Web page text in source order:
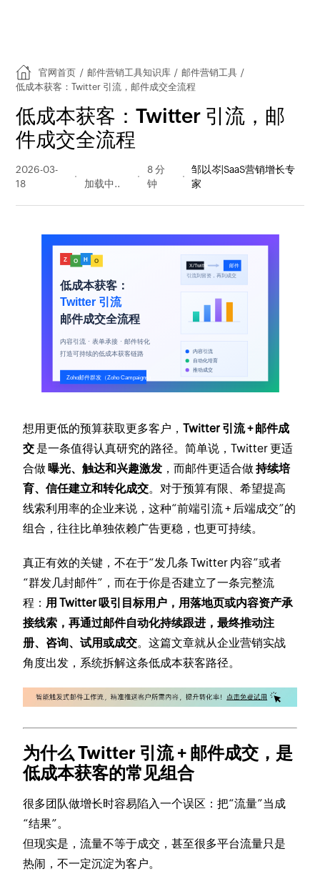
官网首页 / 邮件营销工具知识库 / 邮件营销工具 /
低成本获客：Twitter 引流，邮件成交全流程
低成本获客：Twitter 引流，邮
件成交全流程
2026-03-
18
量
8 分
钟
邹以岑|SaaS营销增长专
家
想用更低的预算获取更多客户，Twitter 引流 + 邮件成
交 是一条值得认真研究的路径。简单说，Twitter 更适
合做曝光、触达和兴趣激发 ，而邮件更适合做持续培
育、信任建立和转化成交。对于预算有限、希望提高
线索利用率的企业来说，这种“前端引流 + 后端成交”的
组合，往往比单独依赖广告更稳，也更可持续。
真正有效的关键，不在于“发几条 Twitter 内容”或者
“群发几封邮件”，而在于你是否建立了一条完整流
程： 用 Twitter 吸引目标用户，用落地页或内容资产承
接线索，再通过邮件自动化持续跟进，最终推动注
册、咨询、试用或成交。这篇文章就从企业营销实战
角度出发，系统拆解这条低成本获客路径。
为什么 Twitter 引流 + 邮件成交，是
低成本获客的常见组合
很多团队做增长时容易陷入一个误区：把“流量”当成
“结果”。
但现实是，流量不等于成交，甚至很多平台流量只是
热闹，不一定沉淀为客户。